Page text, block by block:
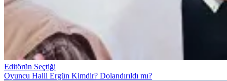
Editörün Seçtiği
Oyuncu Halil Ergün Kimdir? Dolandırıldı mı?